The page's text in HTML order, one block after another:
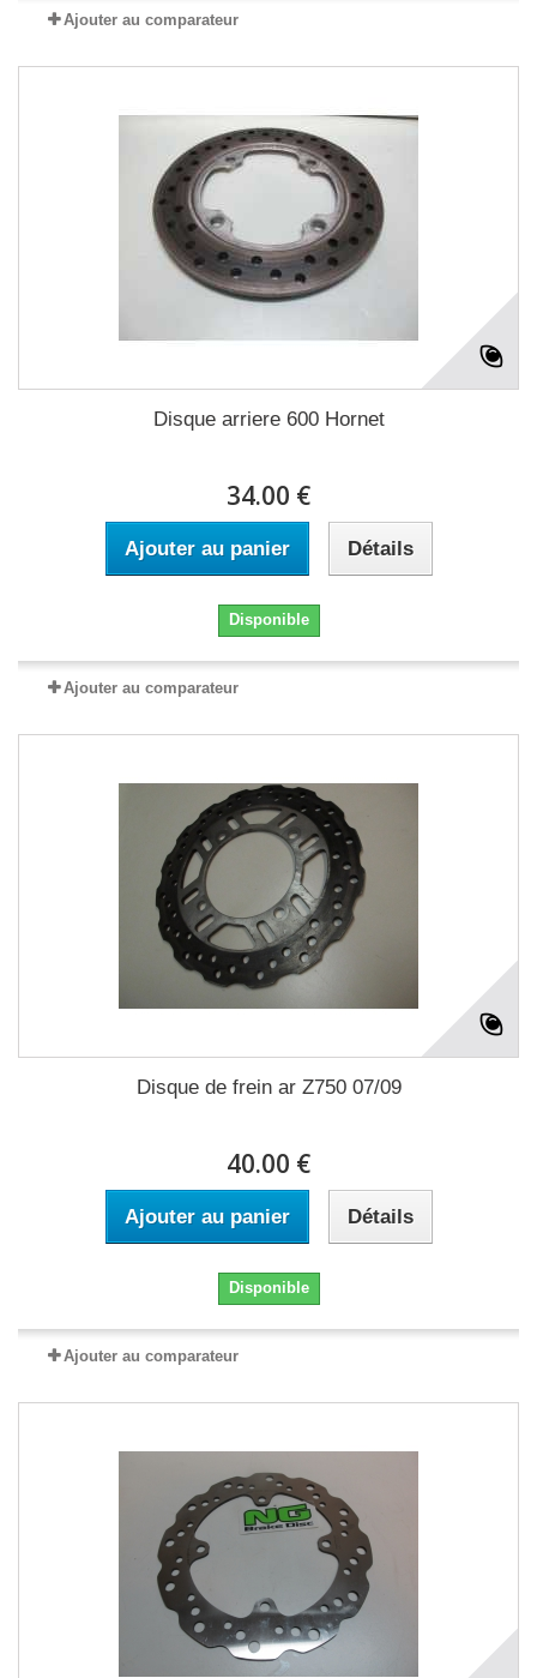
Ajouter au comparateur
Disque arriere 600 Hornet
34.00 €
Ajouter au panier Détails
Disponible
Ajouter au comparateur
Disque de frein ar Z750 07/09
40.00 €
Ajouter au panier Détails
Disponible
Ajouter au comparateur